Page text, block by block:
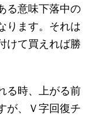
る意味下落中の
ります。それは
けて買えれば勝
る時、上がる前
が、Ｖ字回復チ